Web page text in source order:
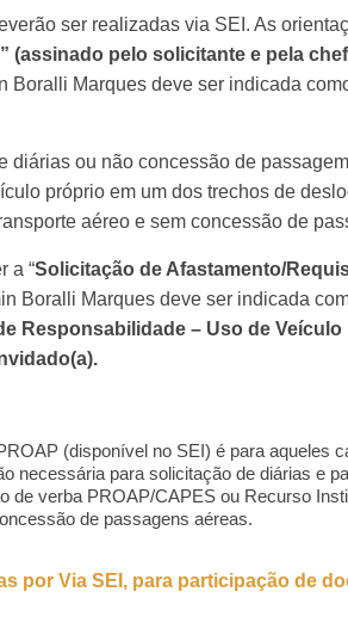
ser realizadas via SEI. As
(assinado pelo solicitante e pela
Boralli Marques deve ser indicada
diárias ou não concessão de
próprio em um dos trechos de
aéreo e sem concessão de
a “Solicitação de Afastamento/
Boralli Marques deve ser indicada
Responsabilidade – Uso de Veículo
(disponível no SEI) é para aqueles
necessária para solicitação de diárias e
de verba PROAP/CAPES ou Recurso
de passagens aéreas.
por Via SEI, para participação de